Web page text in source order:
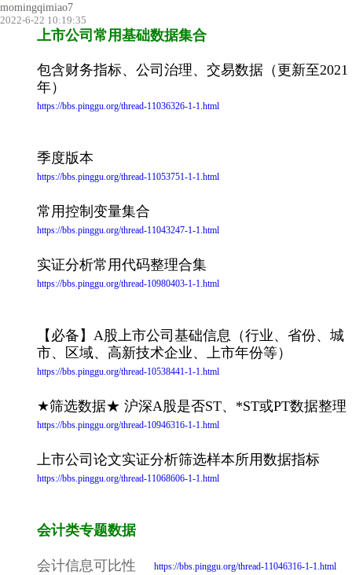
momingqimiao7
2022-6-22 10:19:35
上市公司常用基础数据集合
包含财务指标、公司治理、交易数据（更新至2021
年）
https://bbs.pinggu.org/thread-11036326-1-1.html
季度版本
https://bbs.pinggu.org/thread-11053751-1-1.html
常用控制变量集合
https://bbs.pinggu.org/thread-11043247-1-1.html
实证分析常用代码整理合集
https://bbs.pinggu.org/thread-10980403-1-1.html
【必备】A股上市公司基础信息（行业、省份、城
市、区域、高新技术企业、上市年份等）
https://bbs.pinggu.org/thread-10538441-1-1.html
★筛选数据★ 沪深A股是否ST、*ST或PT数据整理
https://bbs.pinggu.org/thread-10946316-1-1.html
上市公司论文实证分析筛选样本所用数据指标
https://bbs.pinggu.org/thread-11068606-1-1.html
会计类专题数据
会计信息可比性 https://bbs.pinggu.org/thread-11046316-1-1.html